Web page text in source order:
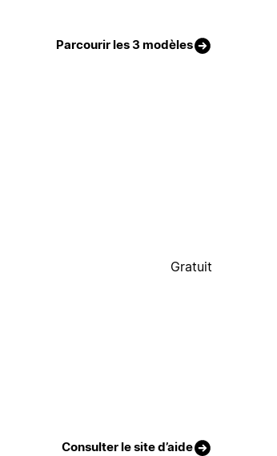
Parcourir les 3 modèles
Gratuit
Consulter le site d’aide